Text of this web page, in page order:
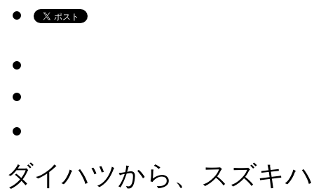
ダイハツから、スズキ